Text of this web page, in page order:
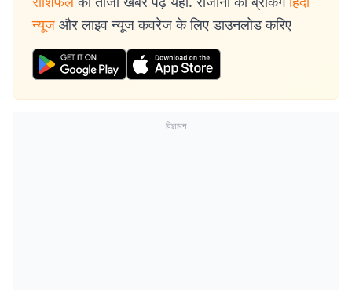
न्यूज और लाइव न्यूज कवरेज के लिए डाउनलोड करिए
विज्ञापन